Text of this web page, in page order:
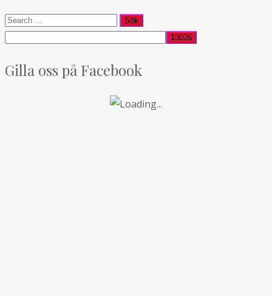
Gilla oss på Facebook